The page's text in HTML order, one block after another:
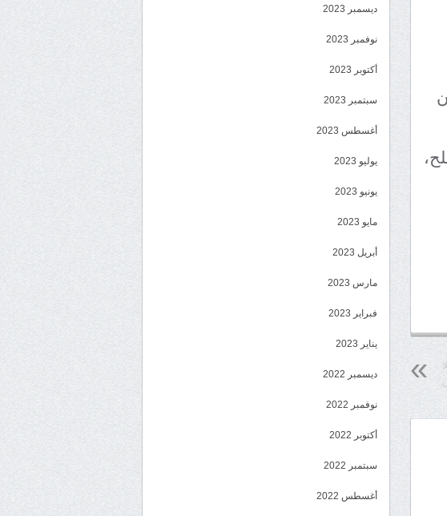
ديسمبر 2023
نوفمبر 2023
أكتوبر 2023
سبتمبر 2023
أغسطس 2023
يوليو 2023
يونيو 2023
مايو 2023
أبريل 2023
مارس 2023
فبراير 2023
يناير 2023
ديسمبر 2022
نوفمبر 2022
أكتوبر 2022
سبتمبر 2022
أغسطس 2022